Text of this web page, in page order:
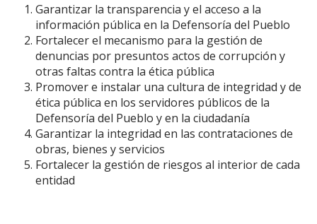
Garantizar la transparencia y el acceso a la
información pública en la Defensoría del Pueblo
Fortalecer el mecanismo para la gestión de
denuncias por presuntos actos de corrupción y
otras faltas contra la ética pública
Promover e instalar una cultura de integridad y de
ética pública en los servidores públicos de la
Defensoría del Pueblo y en la ciudadanía
Garantizar la integridad en las contrataciones de
obras, bienes y servicios
Fortalecer la gestión de riesgos al interior de cada
entidad